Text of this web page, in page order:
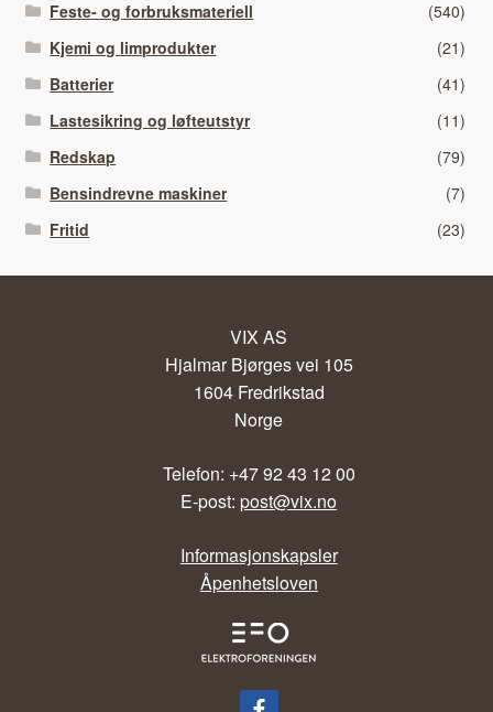
Feste- og forbruksmateriell
(540)
Kjemi og limprodukter
(21)
Batterier
(41)
Lastesikring og løfteutstyr
(11)
Redskap
(79)
Bensindrevne maskiner
(7)
Fritid
(23)
VIX AS
Hjalmar Bjørges vei 105
1604 Fredrikstad
Norge
Telefon: +47 92 43 12 00
E-post:post@vix.no
Informasjonskapsler
Åpenhetsloven